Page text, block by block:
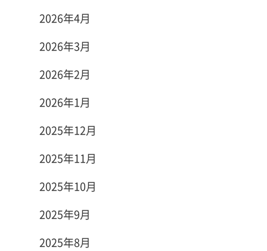
2026年4月
2026年3月
2026年2月
2026年1月
2025年12月
2025年11月
2025年10月
2025年9月
2025年8月